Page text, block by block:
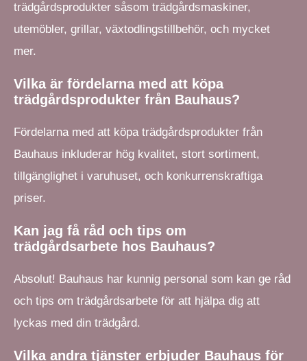
trädgårdsprodukter såsom trädgårdsmaskiner,
utemöbler, grillar, växtodlingstillbehör, och mycket
mer.
Vilka är fördelarna med att köpa
trädgårdsprodukter från Bauhaus?
Fördelarna med att köpa trädgårdsprodukter från
Bauhaus inkluderar hög kvalitet, stort sortiment,
tillgänglighet i varuhuset, och konkurrenskraftiga
priser.
Kan jag få råd och tips om
trädgårdsarbete hos Bauhaus?
Absolut! Bauhaus har kunnig personal som kan ge råd
och tips om trädgårdsarbete för att hjälpa dig att
lyckas med din trädgård.
Vilka andra tjänster erbjuder Bauhaus för